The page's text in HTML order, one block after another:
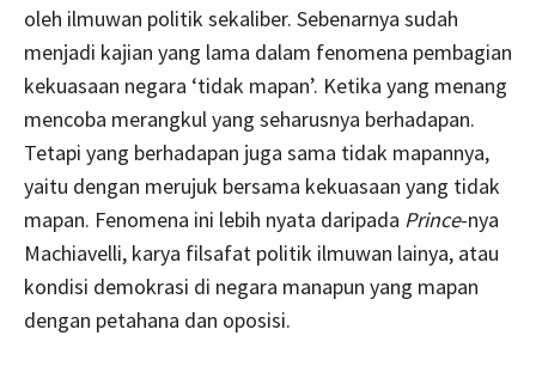
oleh ilmuwan politik sekaliber. Sebenarnya sudah
menjadi kajian yang lama dalam fenomena pembagian
kekuasaan negara ‘tidak mapan’. Ketika yang menang
mencoba merangkul yang seharusnya berhadapan.
Tetapi yang berhadapan juga sama tidak mapannya,
yaitu dengan merujuk bersama kekuasaan yang tidak
mapan. Fenomena ini lebih nyata daripada Prince-nya
Machiavelli, karya filsafat politik ilmuwan lainya, atau
kondisi demokrasi di negara manapun yang mapan
dengan petahana dan oposisi.